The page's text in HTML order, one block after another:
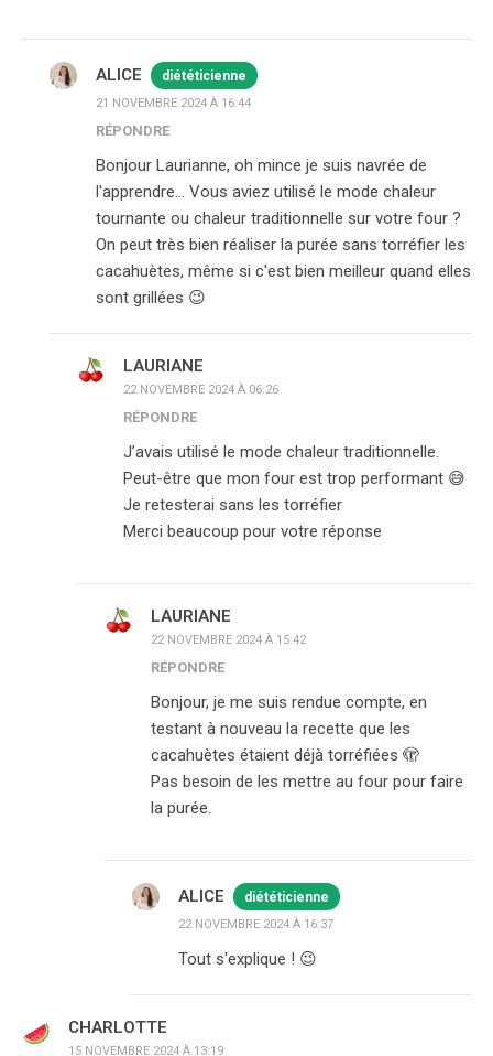
ALICE diététicienne
21 NOVEMBRE 2024 À 16:44
RÉPONDRE
Bonjour Laurianne, oh mince je suis navrée de
l'apprendre… Vous aviez utilisé le mode chaleur
tournante ou chaleur traditionnelle sur votre four ?
On peut très bien réaliser la purée sans torréfier les
cacahuètes, même si c'est bien meilleur quand elles
sont grillées 😉
LAURIANE
22 NOVEMBRE 2024 À 06:26
RÉPONDRE
J’avais utilisé le mode chaleur traditionnelle.
Peut-être que mon four est trop performant 😅
Je retesterai sans les torréfier
Merci beaucoup pour votre réponse
LAURIANE
22 NOVEMBRE 2024 À 15:42
RÉPONDRE
Bonjour, je me suis rendue compte, en
testant à nouveau la recette que les
cacahuètes étaient déjà torréfiées 🫣
Pas besoin de les mettre au four pour faire
la purée.
ALICE diététicienne
22 NOVEMBRE 2024 À 16:37
Tout s'explique ! 😉
CHARLOTTE
15 NOVEMBRE 2024 À 13:19